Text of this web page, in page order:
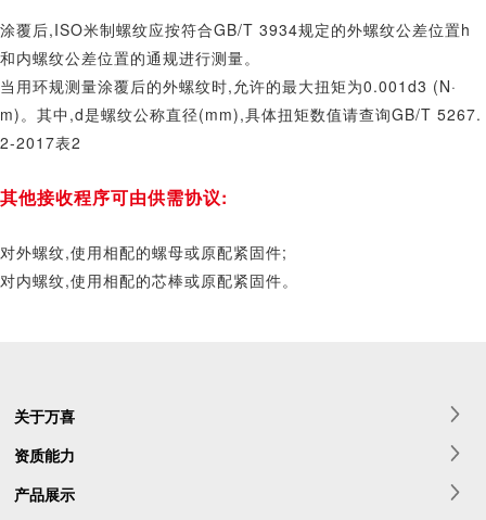
涂覆后,ISO米制螺纹应按符合GB/T 3934规定的外螺纹公差位置h
和内螺纹公差位置的通规进行测量。
当用环规测量涂覆后的外螺纹时,允许的最大扭矩为0.001d3 (N·
m)。其中 ,d是螺纹公称直径(mm),具体扭矩数值请查询GB/T 5267.
2-2017表2
其他接收程序可由供需协议:
对外螺纹,使用相配的螺母或原配紧固件;
对内螺纹,使用相配的芯棒或原配紧固件。
关于万喜
资质能力
产品展示